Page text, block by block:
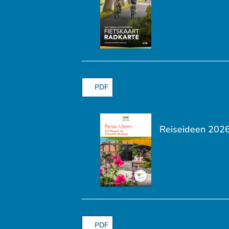
PDF
Reiseideen
PDF